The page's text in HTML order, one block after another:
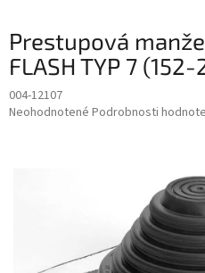
Prestupová
FLASH TYP 7
004-12107
Priemerné
Neohodnotené Podrobnosti